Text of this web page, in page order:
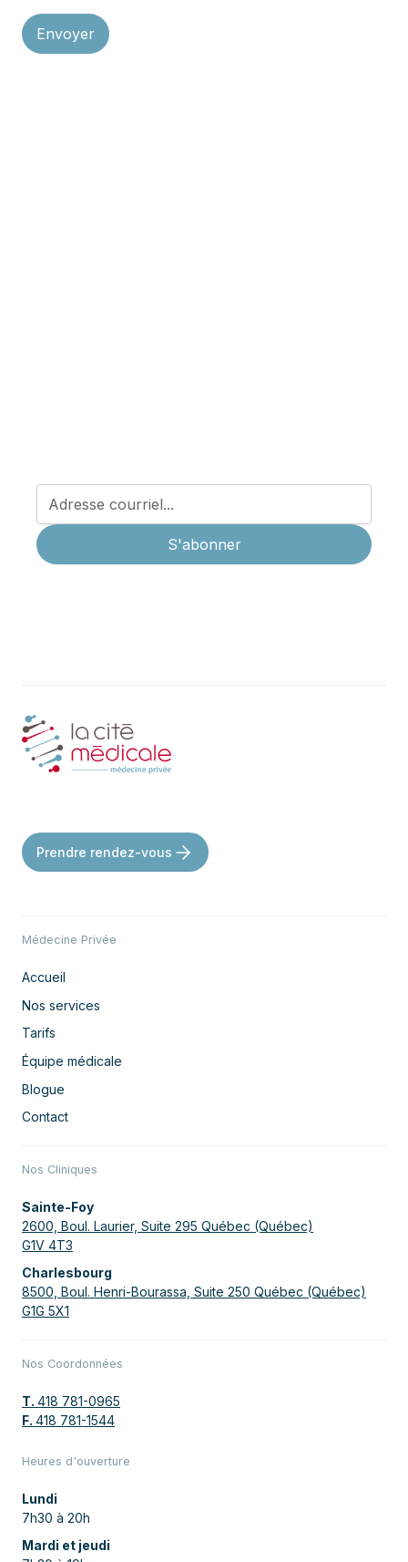
Prendre rendez-vous
Médecine Privée
Accueil
Nos services
Tarifs
Équipe médicale
Blogue
Contact
Nos Cliniques
Sainte-Foy
2600, Boul. Laurier, Suite 295 Québec (Québec)
G1V 4T3
Charlesbourg
8500, Boul. Henri-Bourassa, Suite 250 Québec (Québec)
G1G 5X1
Nos Coordonnées
T. 418 781-0965
F. 418 781-1544
Heures d'ouverture
Lundi
7h30 à 20h
Mardi et jeudi